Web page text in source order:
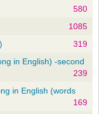
580
1085
319
in English) -second
239
in English (words
169